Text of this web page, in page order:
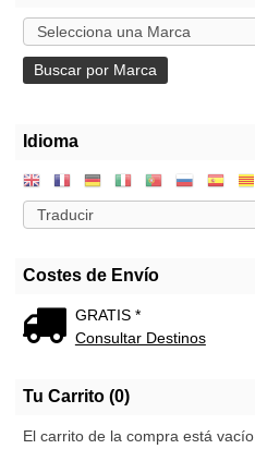
Idioma
Costes de Envío
GRATIS *
Consultar Destinos
Tu Carrito (0)
El carrito de la compra está vacío